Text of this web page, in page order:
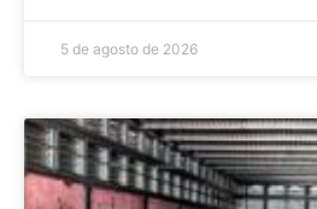
5 de agosto de 2026